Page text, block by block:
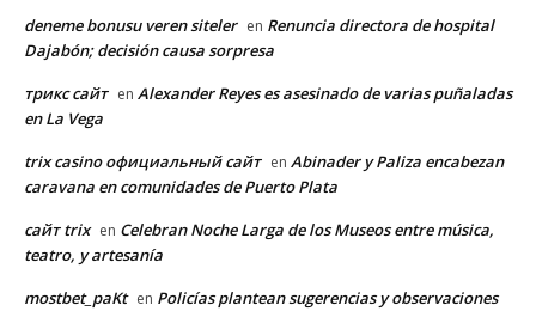
deneme bonusu veren siteler en Renuncia directora de hospital
Dajabón; decisión causa sorpresa
трикс сайт en Alexander Reyes es asesinado de varias puñaladas
en La Vega
trix casino официальный сайт en Abinader y Paliza encabezan
caravana en comunidades de Puerto Plata
сайт trix en Celebran Noche Larga de los Museos entre música,
teatro, y artesanía
mostbet_paKt en Policías plantean sugerencias y observaciones